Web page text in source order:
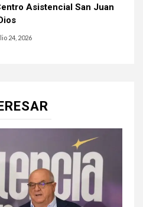
Asistencial San Juan
24, 2026